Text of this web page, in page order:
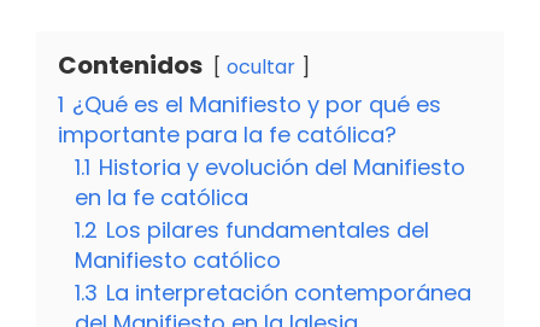
Contenidos ocultar
1 ¿Qué es el Manifiesto y por qué es
importante para la fe católica?
1.1 Historia y evolución del Manifiesto
en la fe católica
1.2 Los pilares fundamentales del
Manifiesto católico
1.3 La interpretación contemporánea